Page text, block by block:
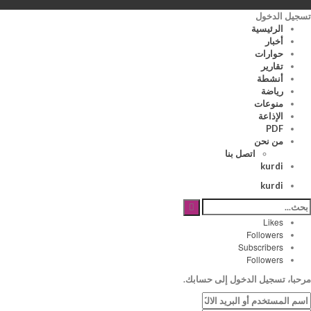
تسجيل الدخول
الرئيسية
أخبار
حوارات
تقارير
أنشطة
رياضة
منوعات
الإذاعة
PDF
من نحن
اتصل بنا
kurdi
kurdi
Likes
Followers
Subscribers
Followers
مرحبا، تسجيل الدخول إلى حسابك.